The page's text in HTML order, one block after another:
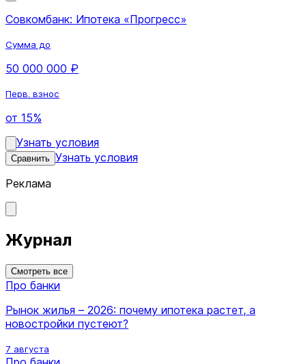
Совкомбанк: Ипотека «Прогресс»
Сумма до
50 000 000 ₽
Перв. взнос
от 15%
Узнать условия
Сравнить Узнать условия
Реклама
Журнал
Смотреть все
Про банки
Рынок жилья – 2026: почему ипотека растет, а
новостройки пустеют?
7 августа